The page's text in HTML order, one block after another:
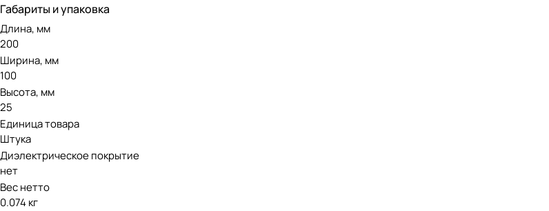
Габариты и упаковка
Длина, мм
200
Ширина, мм
100
Высота, мм
25
Единица товара
Штука
Диэлектрическое покрытие
нет
Вес нетто
0.074 кг